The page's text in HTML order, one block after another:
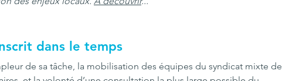
dans le temps
de sa tâche, la mobilisation des équipes du syndicat mixte de